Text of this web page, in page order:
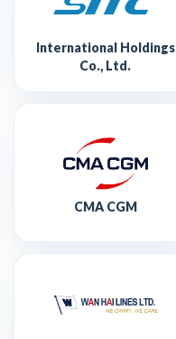
International Holdings
Co., Ltd.
CMA CGM